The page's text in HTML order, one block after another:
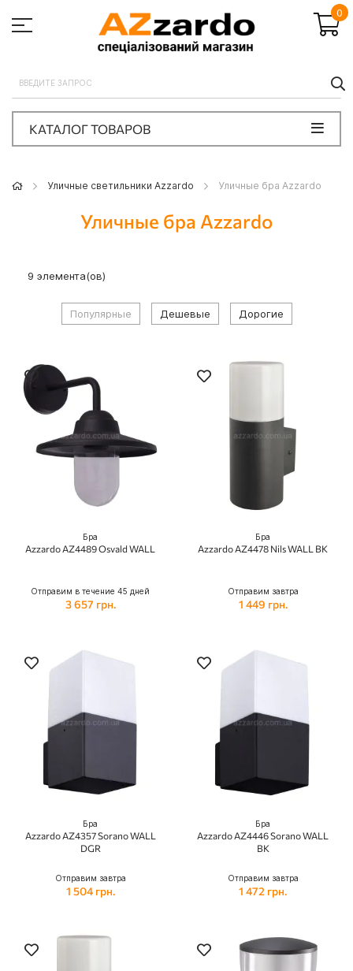
0
КАТАЛОГ ТОВАРОВ
Уличные светильники Azzardo Уличные бра Azzardo
Уличные бра Azzardo
9 элемента(ов)
Популярные Дешевые Дорогие
Бра
Azzardo AZ4489 Osvald WALL
Отправим в течение 45 дней
3 657 грн.
Бра
Azzardo AZ4478 Nils WALL BK
Отправим завтра
1 449 грн.
Бра
Azzardo AZ4357 Sorano WALL
DGR
Отправим завтра
1 504 грн.
Бра
Azzardo AZ4446 Sorano WALL
BK
Отправим завтра
1 472 грн.